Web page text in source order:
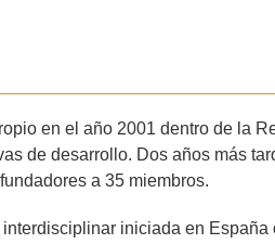
en el año 2001 dentro de la
de desarrollo. Dos años más
a 35 miembros.
iniciada en